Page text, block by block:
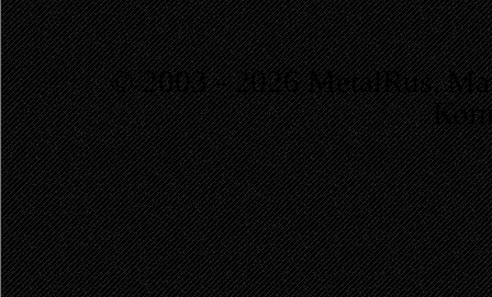
© 2003 - 2026 MetalRus.